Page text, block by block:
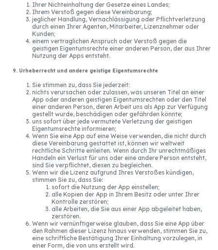
Ihrer Nichteinhaltung der Gesetze eines Landes;
Ihrem Verstoß gegen diese Vereinbarung;
jeglicher Handlung, Vernachlässigung oder Pflichtverletzung
durch einen Ihrer Agenten, Mitarbeiter, Lizenznehmer oder
Kunden;
einem vertraglichen Anspruch oder Verstoß gegen die
geistigen Eigentumsrechte einer anderen Person, der aus Ihrer
Nutzung der Apps entsteht.
9. Urheberrecht und andere geistige Eigentumsrechte
Sie stimmen zu, dass Sie jederzeit:
nichts verursachen oder zulassen, was unseren Titel an einer
App oder anderen geistigen Eigentumsrechten oder den Titel
einer anderen Person, deren Arbeit uns als App zur Verfügung
gestellt wurde, beschädigen oder gefährden könnte;
uns sofort über jede vermutete Verletzung der geistigen
Eigentumsrechte informieren;
Wenn Sie eine App auf eine Weise verwenden, die nicht durch
diese Vereinbarung gestattet ist, können wir weltweit
rechtliche Schritte einleiten. Wenn durch Ihr unrechtmäßiges
Handeln ein Verlust für uns oder eine andere Person entsteht,
sind Sie verpflichtet, diesen zu begleichen.
Wenn wir die Lizenz aufgrund Ihres Verstoßes kündigen,
stimmen Sie zu, dass Sie:
sofort die Nutzung der App einstellen;
alle Kopien der App in Ihrem Besitz oder unter Ihrer
Kontrolle zerstören;
alle Arbeiten, die Sie aus einer App abgeleitet haben,
zerstören.
Wenn wir vernünftigerweise glauben, dass Sie eine App über
den Rahmen dieser Lizenz hinaus verwenden, stimmen Sie zu,
eine schriftliche Bestätigung Ihrer Einhaltung vorzulegen, in
einer Form, die von uns erstellt wird.